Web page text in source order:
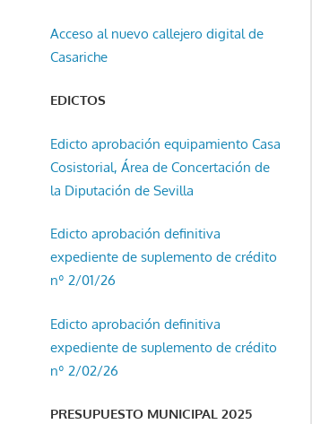
Acceso al nuevo callejero digital de
Casariche
EDICTOS
Edicto aprobación equipamiento Casa
Cosistorial, Área de Concertación de
la Diputación de Sevilla
Edicto aprobación definitiva
expediente de suplemento de crédito
nº 2/01/26
Edicto aprobación definitiva
expediente de suplemento de crédito
nº 2/02/26
PRESUPUESTO MUNICIPAL 2025